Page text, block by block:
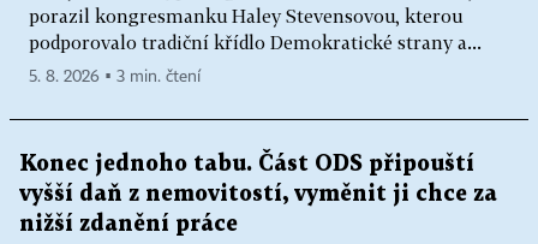
porazil kongresmanku Haley Stevensovou, kterou
podporovalo tradiční křídlo Demokratické strany a...
5. 8. 2026 ▪ 3 min. čtení
Konec jednoho tabu. Část ODS připouští
vyšší daň z nemovitostí, vyměnit ji chce za
nižší zdanění práce